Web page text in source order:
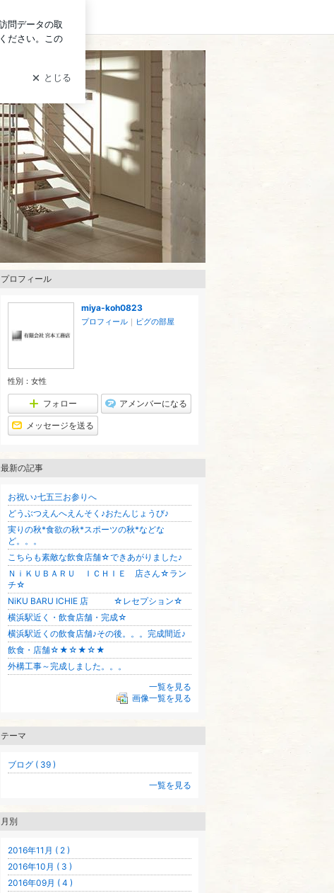
ログイン
プロフィール
miya-koh0823
プロフィール ｜ ピグの部屋
性別： 女性
フォロー アメンバーになる
メッセージを送る
最新の記事
お祝い♪七五三お参りへ
どうぶつえんへえんそく♪おたんじょうび♪
実りの秋*食欲の秋*スポーツの秋*などな
ど。。。
こちらも素敵な飲食店舗☆できあがりました♪
ＮｉＫＵＢＡＲＵ ＩＣＨＩＥ 店さん☆ラン
チ☆
NiKU BARU ICHIE 店 ☆レセプション☆
横浜駅近く・飲食店舗・完成☆
横浜駅近くの飲食店舗♪その後。。。完成間近♪
飲食・店舗☆★☆★☆★
外構工事～完成しました。。。
一覧を見る
画像一覧を見る
テーマ
ブログ ( 39 )
一覧を見る
月別
2016年11月 ( 2 )
2016年10月 ( 3 )
2016年09月 ( 4 )